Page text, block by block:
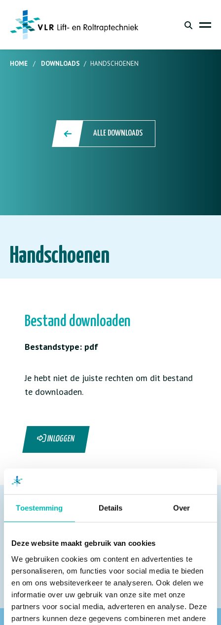
Toestemming Details Over
Deze website maakt gebruik van cookies
We gebruiken cookies om content en advertenties te
personaliseren, om functies voor social media te bieden
en om ons websiteverkeer te analyseren. Ook delen we
informatie over uw gebruik van onze site met onze
partners voor social media, adverteren en analyse. Deze
partners kunnen deze gegevens combineren met andere
HOME / DOWNLOADS / HANDSCHOENEN
ALLE DOWNLOADS
Handschoenen
Bestand downloaden
Bestandstype: pdf
Je hebt niet de juiste rechten om dit bestand
te downloaden.
INLOGGEN